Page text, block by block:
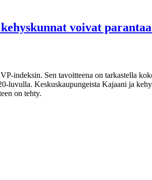
voivat
indeksin. Sen tavoitteena on tarkastella
luvulla. Keskuskaupungeista Kajaani ja
on tehty.